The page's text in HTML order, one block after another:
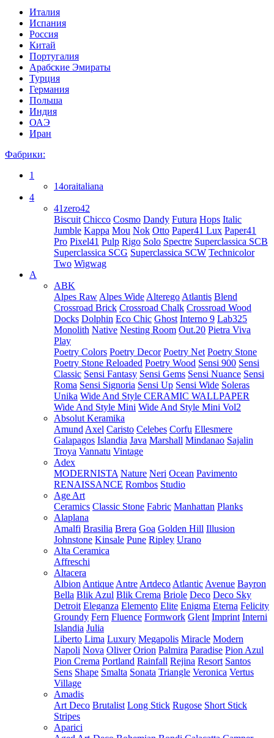
Италия
Испания
Россия
Китай
Португалия
Арабские Эмираты
Турция
Германия
Польша
Индия
ОАЭ
Иран
Фабрики:
1
14oraitaliana
4
41zero42
Biscuit Chicco Cosmo Dandy Futura Hops Italic
Jumble Kappa Mou Nok Otto Paper41 Lux Paper41
Pro Pixel41 Pulp Rigo Solo Spectre Superclassica SCB
Superclassica SCG Superclassica SCW Technicolor
Two Wigwag
A
ABK
Alpes Raw Alpes Wide Alterego Atlantis Blend
Crossroad Brick Crossroad Chalk Crossroad Wood
Docks Dolphin Eco Chic Ghost Interno 9 Lab325
Monolith Native Nesting Room Out.20 Pietra Viva
Play
Poetry Colors Poetry Decor Poetry Net Poetry Stone
Poetry Stone Reloaded Poetry Wood Sensi 900 Sensi
Classic Sensi Fantasy Sensi Gems Sensi Nuance Sensi
Roma Sensi Signoria Sensi Up Sensi Wide Soleras
Unika Wide And Style CERAMIC WALLPAPER
Wide And Style Mini Wide And Style Mini Vol2
Absolut Keramika
Amund Axel Caristo Celebes Corfu Ellesmere
Galapagos Islandia Java Marshall Mindanao Sajalin
Troya Vannatu Vintage
Adex
MODERNISTA Nature Neri Ocean Pavimento
RENAISSANCE Rombos Studio
Age Art
Ceramics Classic Stone Fabric Manhattan Planks
Alaplana
Amalfi Brasilia Brera Goa Golden Hill Illusion
Johnstone Kinsale Pune Ripley Urano
Alta Ceramica
Affreschi
Altacera
Albion Antique Antre Artdeco Atlantic Avenue Bayron
Bella Blik Azul Blik Crema Briole Deco Deco Sky
Detroit Eleganza Elemento Elite Enigma Eterna Felicity
Groundy Fern Fluence Formwork Glent Imprint Interni
Islandia Julia
Liberto Lima Luxury Megapolis Miracle Modern
Napoli Nova Oliver Orion Palmira Paradise Pion Azul
Pion Crema Portland Rainfall Rejina Resort Santos
Sens Shape Smalta Sonata Triangle Veronica Vertus
Village
Amadis
Art Deco Brutalist Long Stick Rugose Short Stick
Stripes
Aparici